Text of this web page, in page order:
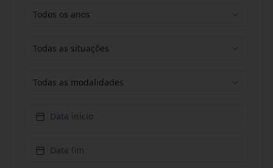
Todos os anos
Todas as situações
Todas as modalidades
Data início
Data fim